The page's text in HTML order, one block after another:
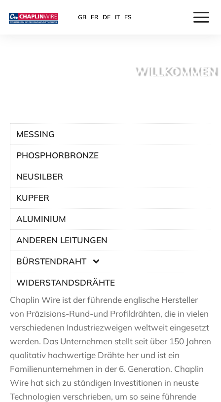
GB FR DE IT ES
WILLKOMMEN
MESSING
PHOSPHORBRONZE
NEUSILBER
KUPFER
ALUMINIUM
ANDEREN LEITUNGEN
BÜRSTENDRAHT
WIDERSTANDSDRÄHTE
Chaplin Wire ist der führende englische Hersteller
von Präzisions-Rund-und Profildrähten, die in vielen
verschiedenen Industriezweigen weltweit eingesetzt
werden. Das Unternehmen stellt seit über 150 Jahren
qualitativ hochwertige Drähte her und ist ein
Familienunternehmen in der 6. Generation. Chaplin
Wire hat sich zu ständigen Investitionen in neuste
Technologien verschrieben, um so seine führende